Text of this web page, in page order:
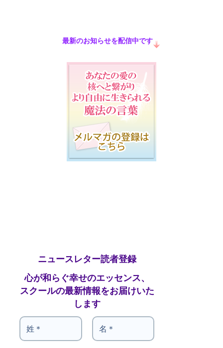
最新のお知らせを配信中です
ニュースレター読者登録
心が和らぐ幸せのエッセンス、
スクールの最新情報をお届けいた
します